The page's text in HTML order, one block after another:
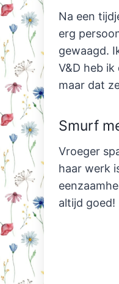
Na een
erg
gewaagd.
V&D heb
maar dat
Smurf
Vroeger
haar werk
altijd goed!